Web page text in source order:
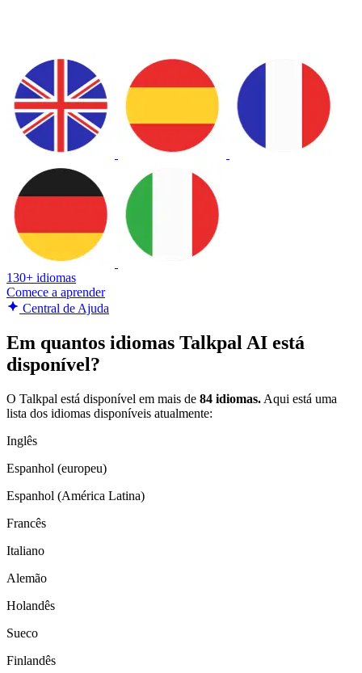
130+ idiomas
Comece a aprender
Central de Ajuda
Em quantos idiomas Talkpal AI está
disponível?
O Talkpal está disponível em mais de 84 idiomas. Aqui está uma
lista dos idiomas disponíveis atualmente:
Inglês
Espanhol (europeu)
Espanhol (América Latina)
Francês
Italiano
Alemão
Holandês
Sueco
Finlandês